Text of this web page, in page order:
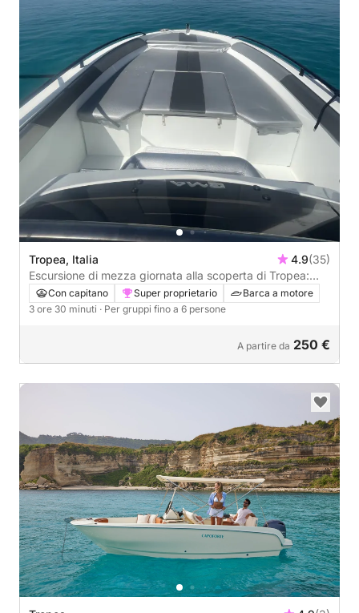
Tropea, Italia 4.9(35)
Escursione di mezza giornata alla scoperta di Tropea:
una breve fuga in motoscafo.
Con capitano Super proprietario
Barca a motore
3 ore 30 minuti · Per gruppi fino a 6 persone
A partire da 250 €